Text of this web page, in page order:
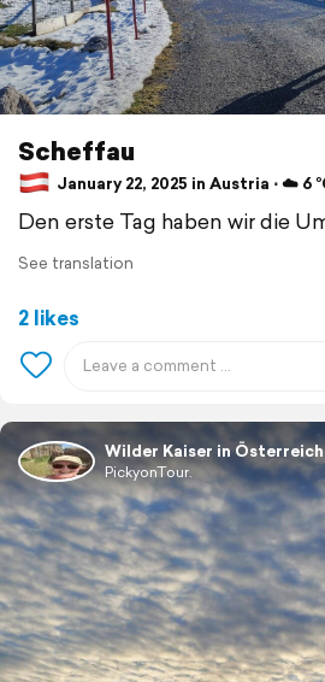
Scheffau
January 22, 2025 in Austria ⋅ ☁️ 6
Den erste Tag haben wir die
See translation
2 likes
Wilder Kaiser in Österreich
PickyonTour.